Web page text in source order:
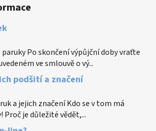
Po skončení výpůjční doby vraťte
ve smlouvě o vý...
podšití a značení
a jejich značení Kdo se v tom má
Proč je důležité vědět,...